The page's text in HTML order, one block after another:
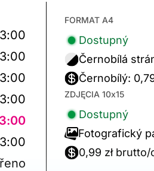
FORMAT A4
Dostupný
Černobílá
Černobílý:
ZDJĘCIA 10x15
Dostupný
Fotografický
0,99 zł brutto/